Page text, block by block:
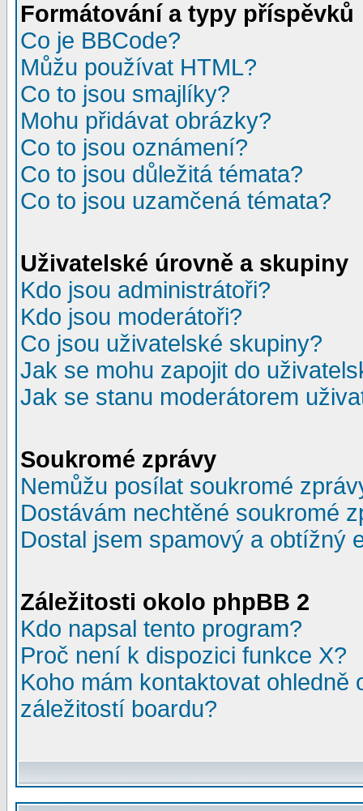
Formátování a typy příspěvků
Co je BBCode?
Můžu používat HTML?
Co to jsou smajlíky?
Mohu přidávat obrázky?
Co to jsou oznámení?
Co to jsou důležitá témata?
Co to jsou uzamčená témata?
Uživatelské úrovně a skupiny
Kdo jsou administrátoři?
Kdo jsou moderátoři?
Co jsou uživatelské skupiny?
Jak se mohu zapojit do
Jak se stanu moderátorem
Soukromé zprávy
Nemůžu posílat soukromé
Dostávám nechtěné soukromé
Dostal jsem spamový a obtížný
Záležitosti okolo phpBB 2
Kdo napsal tento program?
Proč není k dispozici funkce X?
Koho mám kontaktovat
záležitostí boardu?